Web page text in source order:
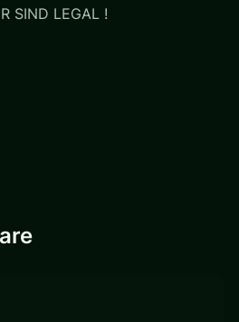
SIND LEGAL !